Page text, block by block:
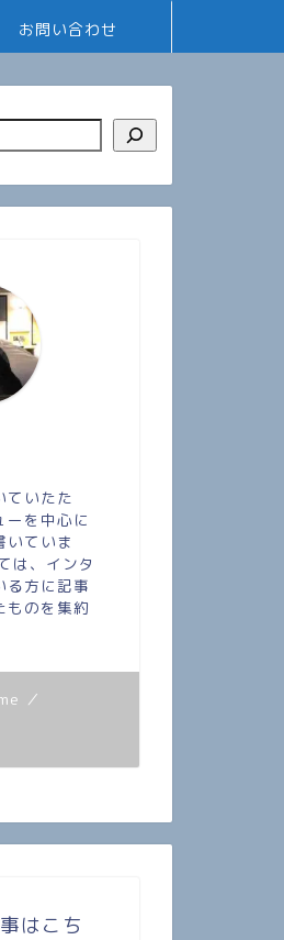
お問い合わせ
ていたた
ーを中心に
いていま
は、インタ
る方に記事
ものを集約
／
はこち